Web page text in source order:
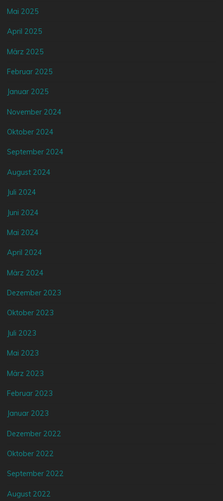
Mai 2025
April 2025
März 2025
Februar 2025
Januar 2025
November 2024
Oktober 2024
September 2024
August 2024
Juli 2024
Juni 2024
Mai 2024
April 2024
März 2024
Dezember 2023
Oktober 2023
Juli 2023
Mai 2023
März 2023
Februar 2023
Januar 2023
Dezember 2022
Oktober 2022
September 2022
August 2022